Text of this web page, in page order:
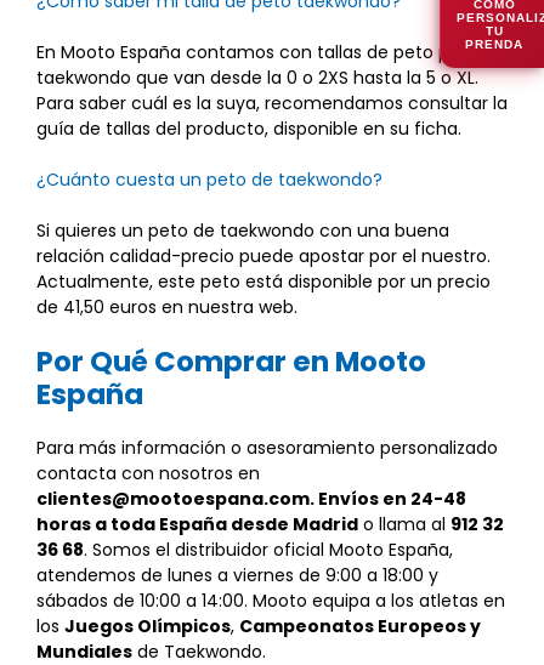
En Mooto España contamos con tallas de peto para
taekwondo que van desde la 0 o 2XS hasta la 5 o XL.
Para saber cuál es la suya, recomendamos consultar la
guía de tallas del producto, disponible en su ficha.
¿Cuánto cuesta un peto de taekwondo?
Si quieres un peto de taekwondo con una buena
relación calidad-precio puede apostar por el nuestro.
Actualmente, este peto está disponible por un precio
de 41,50 euros en nuestra web.
Por Qué Comprar en Mooto
España
Para más información o asesoramiento personalizado
contacta con nosotros en
clientes@mootoespana.com. Envíos en 24-48
horas a toda España desde Madrid o llama al 912 32
36 68. Somos el distribuidor oficial Mooto España,
atendemos de lunes a viernes de 9:00 a 18:00 y
sábados de 10:00 a 14:00. Mooto equipa a los atletas en
los Juegos Olímpicos, Campeonatos Europeos y
Mundiales de Taekwondo.
CÓMO
TU
PRENDA